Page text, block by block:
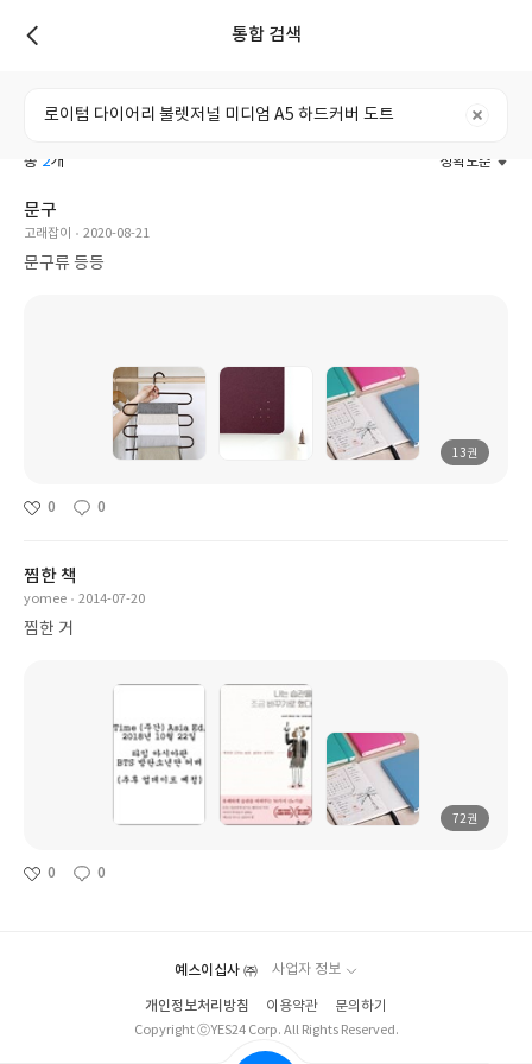
통합 검색
전체 도서 리뷰 리스트 포스트
총 2개 정확도순
문구
고래잡이 2020-08-21
문구류 등등
13권
0 0
찜한 책
yomee 2014-07-20
찜한 거
72권
0 0
예스이십사 ㈜ 사업자 정보
개인정보처리방침 이용약관
문의하기
Copyright ⓒYES24 Corp. All Rights Reserved.